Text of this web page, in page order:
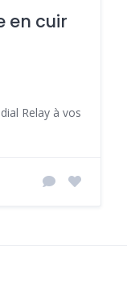
en cuir
Relay à vos